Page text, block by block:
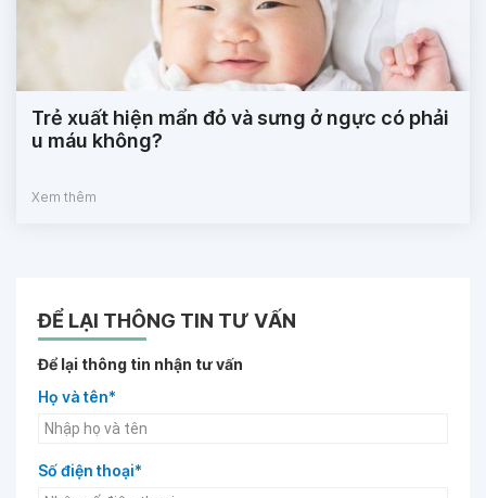
Trẻ xuất hiện mẩn đỏ và sưng ở ngực có phải
u máu không?
Xem thêm
ĐỂ LẠI THÔNG TIN TƯ VẤN
Để lại thông tin nhận tư vấn
Họ và tên*
Số điện thoại*